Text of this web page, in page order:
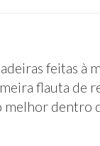
feitas à
flauta de
dentro